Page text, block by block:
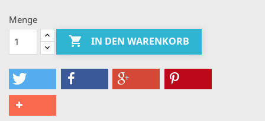
Menge
 IN DEN WARENKORB